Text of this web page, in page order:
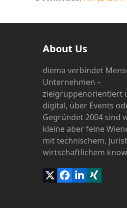
About Us
diema verbindet
Unternehmen –
zielgruppenorientiert
digital, über Events
Gegründet 2004 sind
kleine aber feine
mit technischem,
wirtschaftlichem
Twitter
Facebook
LinkedIn
Xing